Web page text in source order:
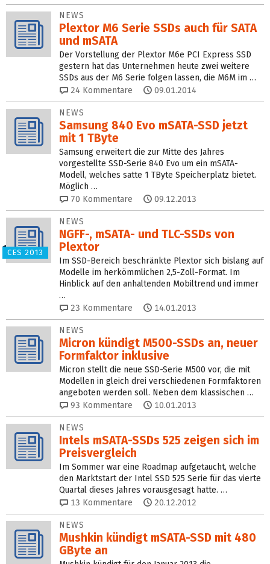
NEWS
Plextor M6 Serie SSDs auch für SATA
und mSATA
Der Vorstellung der Plextor M6e PCI Express SSD
gestern hat das Unternehmen heute zwei weitere
SSDs aus der M6 Serie folgen lassen, die M6M im …
24 Kommentare 09.01.2014
NEWS
Samsung 840 Evo mSATA-SSD jetzt
mit 1 TByte
Samsung erweitert die zur Mitte des Jahres
vorgestellte SSD-Serie 840 Evo um ein mSATA-
Modell, welches satte 1 TByte Speicherplatz bietet.
Möglich …
70 Kommentare 09.12.2013
CES 2013
NEWS
NGFF-, mSATA- und TLC-SSDs von
Plextor
Im SSD-Bereich beschränkte Plextor sich bislang auf
Modelle im herkömmlichen 2,5-Zoll-Format. Im
Hinblick auf den anhaltenden Mobiltrend und immer
…
23 Kommentare 14.01.2013
NEWS
Micron kündigt M500-SSDs an, neuer
Formfaktor inklusive
Micron stellt die neue SSD-Serie M500 vor, die mit
Modellen in gleich drei verschiedenen Formfaktoren
angeboten werden soll. Neben dem klassischen …
93 Kommentare 10.01.2013
NEWS
Intels mSATA-SSDs 525 zeigen sich im
Preisvergleich
Im Sommer war eine Roadmap aufgetaucht, welche
den Marktstart der Intel SSD 525 Serie für das vierte
Quartal dieses Jahres vorausgesagt hatte. …
13 Kommentare 20.12.2012
NEWS
Mushkin kündigt mSATA-SSD mit 480
GByte an